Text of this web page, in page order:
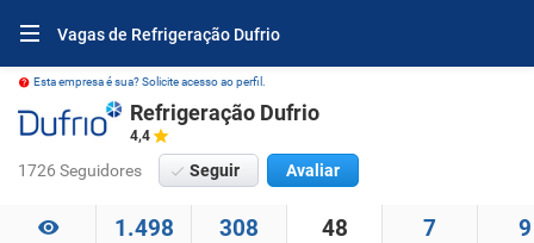
Vagas de Refrigeração Dufrio
Esta empresa é sua? Solicite acesso ao perfil.
Refrigeração Dufrio
4,4
1726 Seguidores Seguir Avaliar
1.498 308 48 7 9